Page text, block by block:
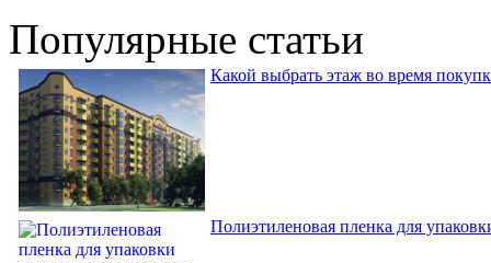
Популярные статьи
Какой выбрать этаж во время
Полиэтиленовая пленка для